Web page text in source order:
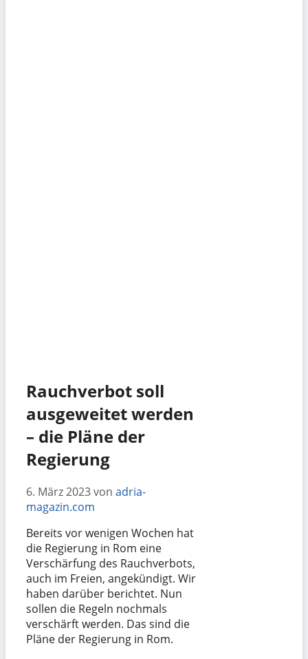
Rauchverbot soll
ausgeweitet werden
– die Pläne der
Regierung
6. März 2023von adria-
magazin.com
Bereits vor wenigen Wochen hat
die Regierung in Rom eine
Verschärfung des Rauchverbots,
auch im Freien, angekündigt. Wir
haben darüber berichtet. Nun
sollen die Regeln nochmals
verschärft werden. Das sind die
Pläne der Regierung in Rom.